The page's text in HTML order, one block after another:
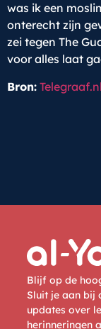
was ik een
onterecht zijn
zei tegen The
voor alles laat
Bron: Telegraaf.nl
Blijf op de
Sluit je aan bij
updates over
herinneringen